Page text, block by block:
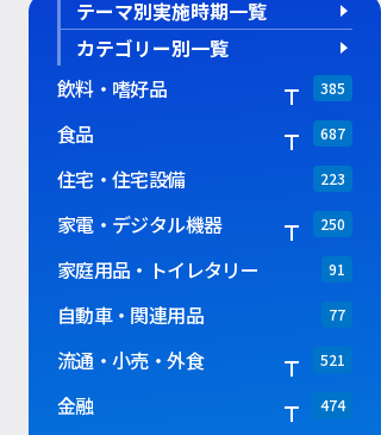
テーマ別実施時期一覧
カテゴリー別一覧
飲料・嗜好品
385
食品 687
住宅・住宅設備 223
家電・デジタル機器 250
家庭用品・トイレタリー 91
自動車・関連用品 77
流通・小売・外食 521
金融 474